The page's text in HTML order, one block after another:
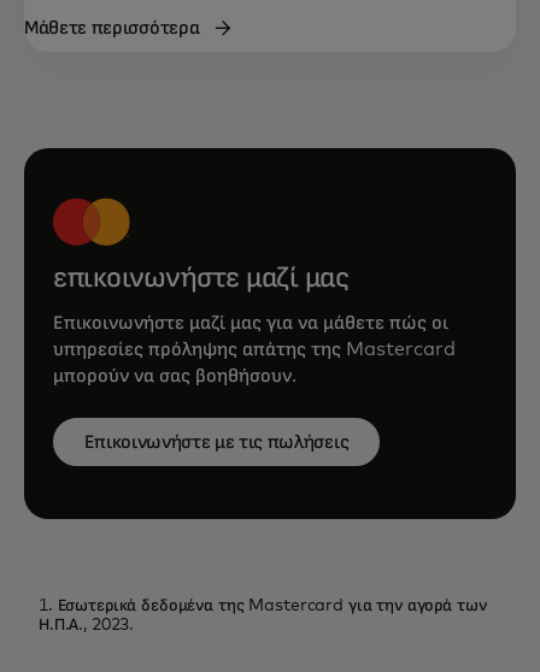
Μάθετε περισσότερα
επικοινωνήστε μαζί μας
Επικοινωνήστε μαζί μας για να μάθετε πώς οι
υπηρεσίες πρόληψης απάτης της Mastercard
μπορούν να σας βοηθήσουν.
Επικοινωνήστε με τις πωλήσεις
1. Εσωτερικά δεδομένα της Mastercard για την αγορά των
Η.Π.Α., 2023.